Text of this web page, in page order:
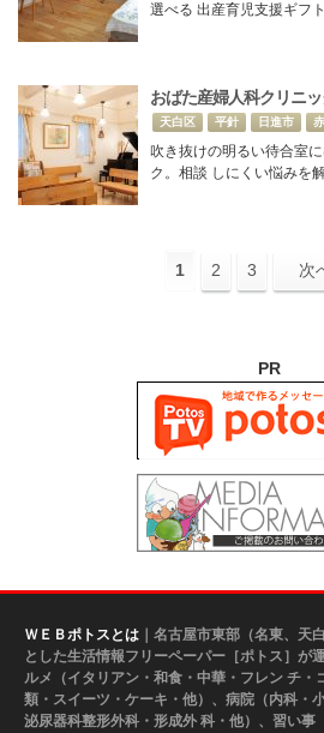
選べる 出産育児支援ギフ
おばた産婦人科クリニッ
天白区 平針 日進市
吹き抜けの明るい待合室
ク。相談 しにくい悩みを
1 2 3 次
PR
ＷＥＢポトスとは ｜名古屋市東部（名東、天
とした生活情報フリーペーパー［ポトス］が
ルメ（イタリアン・和食・中華・フレン チ・
類・スイーツ・ケーキ・他）、病院（内科・
泌尿器科整形外科・形成外 科・他）、習い事